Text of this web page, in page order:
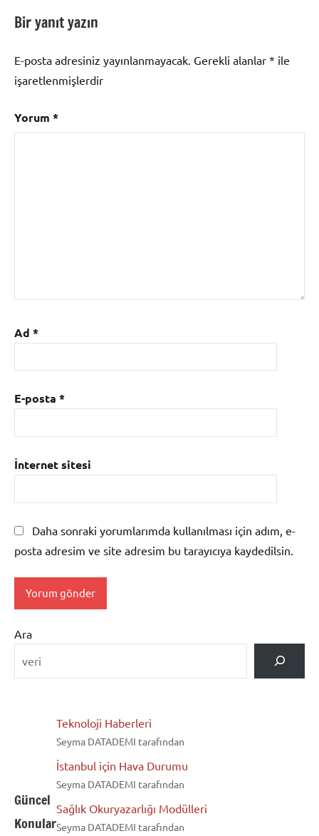
Bir yanıt yazın
E-posta adresiniz yayınlanmayacak. Gerekli alanlar * ile
işaretlenmişlerdir
Yorum *
Ad *
E-posta *
İnternet sitesi
Daha sonraki yorumlarımda kullanılması için adım, e-
posta adresim ve site adresim bu tarayıcıya kaydedilsin.
Ara
Güncel
Konular
Teknoloji Haberleri
Seyma DATADEMI tarafından
İstanbul için Hava Durumu
Seyma DATADEMI tarafından
Sağlık Okuryazarlığı Modülleri
Seyma DATADEMI tarafından